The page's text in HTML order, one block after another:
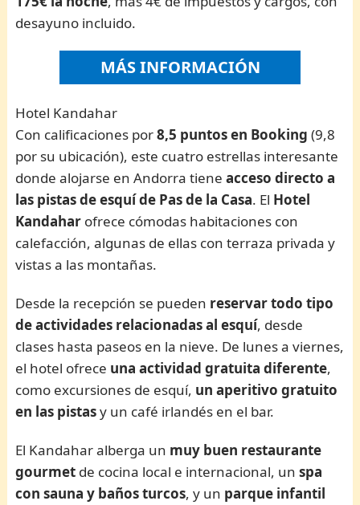
desayuno incluido.
MÁS INFORMACIÓN
Hotel Kandahar
Con calificaciones por8,5 puntos en Booking (9,8
por su ubicación), este cuatro estrellas interesante
donde alojarse en Andorra tieneacceso directo a
las pistas de esquí de Pas de la Casa. El Hotel
Kandahar ofrece cómodas habitaciones con
calefacción, algunas de ellas con terraza privada y
vistas a las montañas.
Desde la recepción se pueden reservar todo tipo
de actividades relacionadas al esquí, desde
clases hasta paseos en la nieve. De lunes a viernes,
el hotel ofrece una actividad gratuita diferente,
como excursiones de esquí, un aperitivo gratuito
en las pistasy un café irlandés en el bar.
El Kandahar alberga un muy buen restaurante
gourmet de cocina local e internacional, unspa
con sauna y baños turcos, y un parque infantil